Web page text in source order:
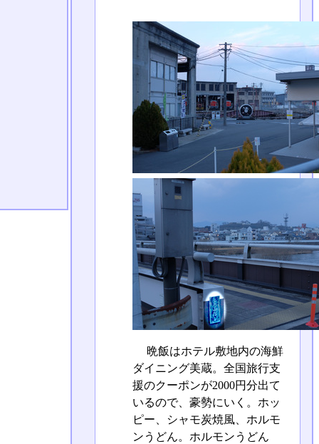
晩飯はホテル敷地内の海鮮
ダイニング美蔵。全国旅行支
援のクーポンが2000円分出て
いるので、豪勢にいく。ホッ
ピー、シャモ炭焼風、ホルモ
ンうどん。ホルモンうどん